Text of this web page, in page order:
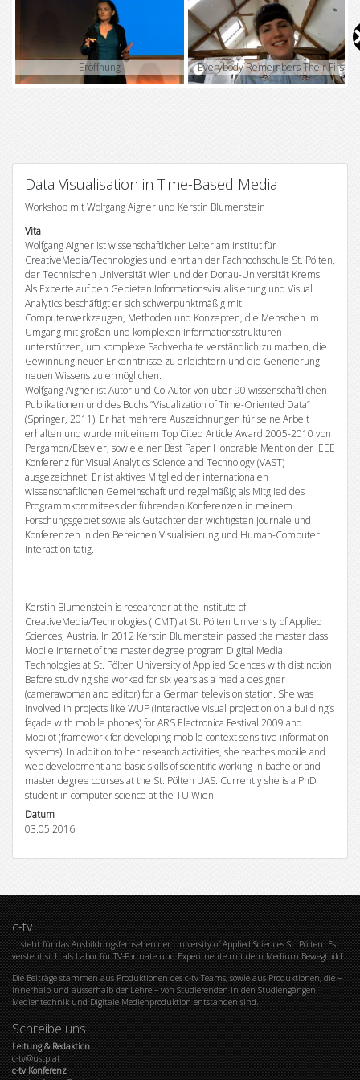
d
Eröffnung Everybody Remembers Their First
Data Visualisation in Time-Based Media
Workshop mit Wolfgang Aigner und Kerstin Blumenstein
Vita
Wolfgang Aigner ist wissenschaftlicher Leiter am Institut für
CreativeMedia/Technologies und lehrt an der Fachhochschule St. Pölten,
der Technischen Universität Wien und der Donau-Universität Krems.
Als Experte auf den Gebieten Informationsvisualisierung und Visual
Analytics beschäftigt er sich schwerpunktmäßig mit
Computerwerkzeugen, Methoden und Konzepten, die Menschen im
Umgang mit großen und komplexen Informationsstrukturen
unterstützen, um komplexe Sachverhalte verständlich zu machen, die
Gewinnung neuer Erkenntnisse zu erleichtern und die Generierung
neuen Wissens zu ermöglichen.
Wolfgang Aigner ist Autor und Co-Autor von über 90 wissenschaftlichen
Publikationen und des Buchs “Visualization of Time-Oriented Data”
(Springer, 2011). Er hat mehrere Auszeichnungen für seine Arbeit
erhalten und wurde mit einem Top Cited Article Award 2005-2010 von
Pergamon/Elsevier, sowie einer Best Paper Honorable Mention der IEEE
Konferenz für Visual Analytics Science and Technology (VAST)
ausgezeichnet. Er ist aktives Mitglied der internationalen
wissenschaftlichen Gemeinschaft und regelmäßig als Mitglied des
Programmkommitees der führenden Konferenzen in meinem
Forschungsgebiet sowie als Gutachter der wichtigsten Journale und
Konferenzen in den Bereichen Visualisierung und Human-Computer
Interaction tätig.
Kerstin Blumenstein is researcher at the Institute of
CreativeMedia/Technologies (ICMT) at St. Pölten University of Applied
Sciences, Austria. In 2012 Kerstin Blumenstein passed the master class
Mobile Internet of the master degree program Digital Media
Technologies at St. Pölten University of Applied Sciences with distinction.
Before studying she worked for six years as a media designer
(camerawoman and editor) for a German television station. She was
involved in projects like WUP (interactive visual projection on a building’s
façade with mobile phones) for ARS Electronica Festival 2009 and
Mobilot (framework for developing mobile context sensitive information
systems). In addition to her research activities, she teaches mobile and
web development and basic skills of scientific working in bachelor and
master degree courses at the St. Pölten UAS. Currently she is a PhD
student in computer science at the TU Wien.
Datum
03.05.2016
c-tv
… steht für das Ausbildungsfernsehen der University of Applied Sciences St. Pölten. Es
versteht sich als Labor für TV-Formate und Experimente mit dem Medium Bewegtbild.
Die Beiträge stammen aus Produktionen des c-tv Teams, sowie aus Produktionen, die –
innerhalb und ausserhalb der Lehre – von Studierenden in den Studiengängen
Medientechnik und Digitale Medienproduktion entstanden sind.
Schreibe uns
Leitung & Redaktion
c-tv@ustp.at
c-tv Konferenz